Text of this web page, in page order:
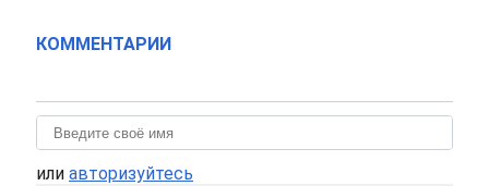
КОММЕНТАРИИ
или авторизуйтесь